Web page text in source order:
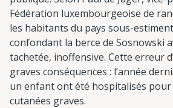
Fédération luxembourgeoise de
les habitants du pays sous-
confondant la berce de Sosnowski
tachetée, inoffensive. Cette erreur
graves conséquences : l’année
un enfant ont été hospitalisés pour
cutanées graves.